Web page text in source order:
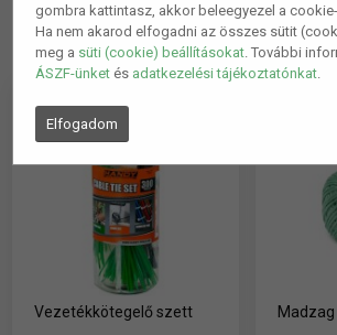
gombra kattintasz, akkor beleegyezel a
Ha nem akarod elfogadni az összes sütit
meg a süti (cookie) beállításokat. További
ÁSZF-ünket és adatkezelési tájékoztatónkat.
Elfogadom
Vezetékkötegelő szett